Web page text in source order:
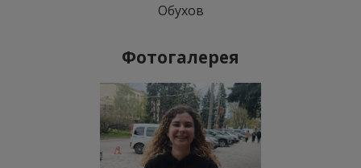
Обухов
Фотогалерея